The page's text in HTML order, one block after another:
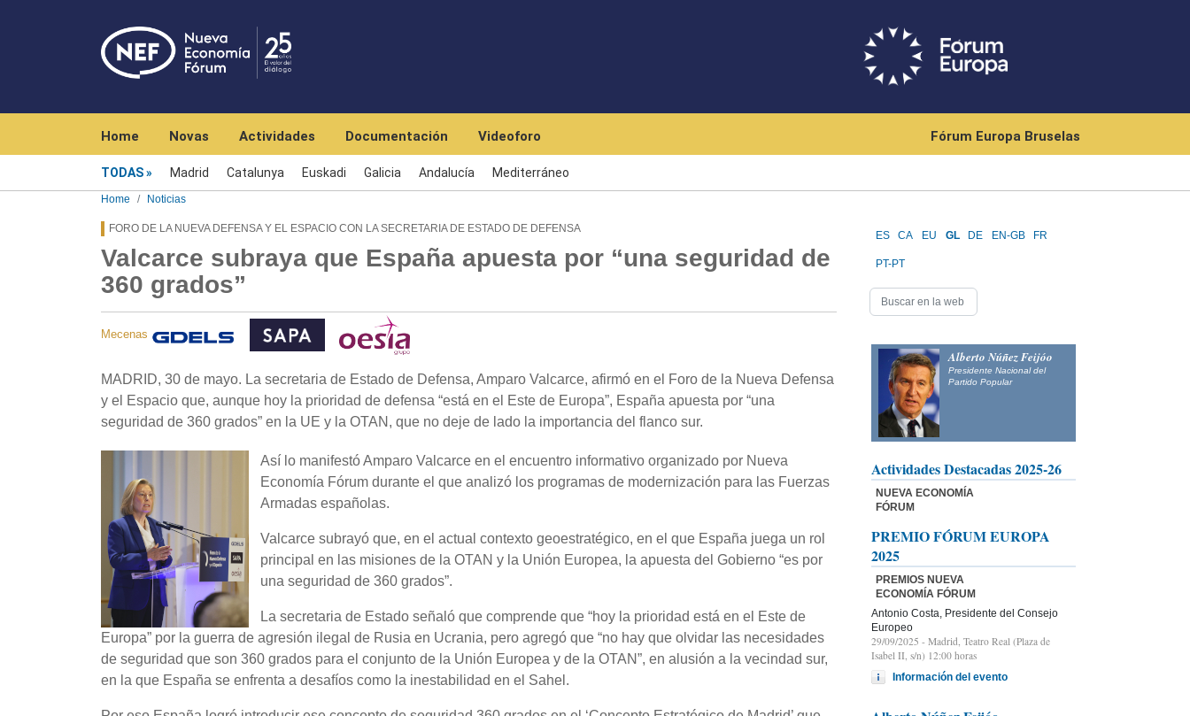
Home Novas Actividades Documentación Videoforo Fórum Europa Bruselas
TODAS Madrid Catalunya Euskadi Galicia Andalucía Mediterráneo
Home Noticias
FORO DE LA NUEVA DEFENSA Y EL ESPACIO CON LA SECRETARIA DE ESTADO DE DEFENSA
Valcarce subraya que España apuesta por “una seguridad de
360 grados”
Mecenas
MADRID, 30 de mayo. La secretaria de Estado de Defensa, Amparo Valcarce, afirmó en el Foro de la Nueva Defensa
y el Espacio que, aunque hoy la prioridad de defensa “está en el Este de Europa”, España apuesta por “una
seguridad de 360 grados” en la UE y la OTAN, que no deje de lado la importancia del flanco sur.
Así lo manifestó Amparo Valcarce en el encuentro informativo organizado por Nueva
Economía Fórum durante el que analizó los programas de modernización para las Fuerzas
Armadas españolas.
Valcarce subrayó que, en el actual contexto geoestratégico, en el que España juega un rol
principal en las misiones de la OTAN y la Unión Europea, la apuesta del Gobierno “es por
una seguridad de 360 grados”.
La secretaria de Estado señaló que comprende que “hoy la prioridad está en el Este de
Europa” por la guerra de agresión ilegal de Rusia en Ucrania, pero agregó que “no hay que olvidar las necesidades
de seguridad que son 360 grados para el conjunto de la Unión Europea y de la OTAN”, en alusión a la vecindad sur,
en la que España se enfrenta a desafíos como la inestabilidad en el Sahel.
ES CA EU GL DE EN-GB FR
PT-PT
Alberto Núñez Feijóo
Presidente Nacional del
Partido Popular
Actividades Destacadas 2025-26
NUEVA ECONOMÍA
FÓRUM
PREMIO FÓRUM EUROPA
2025
PREMIOS NUEVA
ECONOMÍA FÓRUM
Antonio Costa, Presidente del Consejo
Europeo
29/09/2025 - Madrid, Teatro Real (Plaza de
Isabel II, s/n) 12:00 horas
Información del evento